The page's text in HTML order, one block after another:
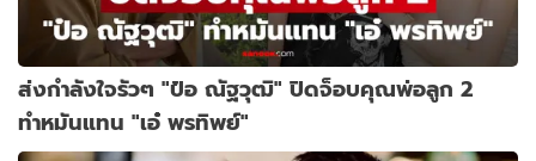
ส่งกำลังใจรัวๆ "ป๋อ ณัฐวุฒิ" ปิดจ็อบคุณพ่อลูก 2
ทำหมันแทน "เอ๋ พรทิพย์"